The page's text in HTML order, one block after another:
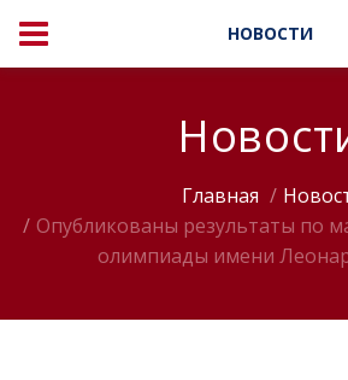
НОВОСТИ
Главная
Опубликованы результаты по
олимпиады имени